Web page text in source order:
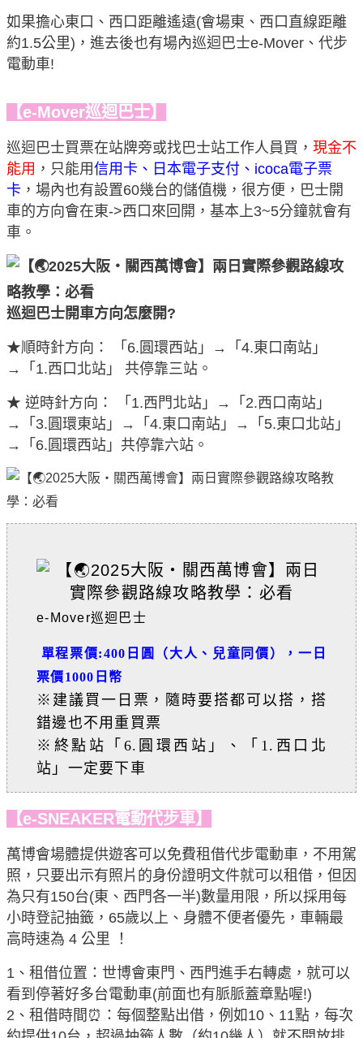
如果擔心東口、西口距離遙遠(會場東、西口直線距離
約1.5公里)，進去後也有場內巡迴巴士e-Mover、代步
電動車!
【e-Mover巡迴巴士】
巡迴巴士買票在站牌旁或找巴士站工作人員買， 現金不
能用 ，只能用信用卡、日本電子支付、icoca電子票
卡 ，場內也有設置60幾台的儲值機，很方便，巴士開
車的方向會在東->西口來回開，基本上3~5分鐘就會有
車。
巡迴巴士開車方向怎麼開?
★順時針方向： 「6.圓環西站」→「4.東口南站」
→「1.西口北站」 共停靠三站。
★ 逆時針方向： 「1.西門北站」→「2.西口南站」
→「3.圓環東站」→「4.東口南站」→「5.東口北站」
→「6.圓環西站」共停靠六站。
e-Mover巡迴巴士
單程票價:400日圓（大人、兒童同價）
，一日
票價1000日幣
※建議買一日票，隨時要搭都可以搭，搭
錯邊也不用重買票
※終點站「6.圓環西站」、「1.西口北
站」一定要下車
【e-SNEAKER電動代步車】
萬博會場體提供遊客可以免費租借代步電動車，不用駕
照，只要出示有照片的身份證明文件就可以租借，但因
為只有150台(東、西門各一半)數量用限，所以採用每
小時登記抽籤，65歲以上、身體不便者優先，車輛最
高時速為 4 公里 ！
1、租借位置：世博會東門、西門進手右轉處，就可以
看到停著好多台電動車(前面也有脈脈蓋章點喔!)
2、租借時間⏰：每個整點出借，例如10、11點，每次